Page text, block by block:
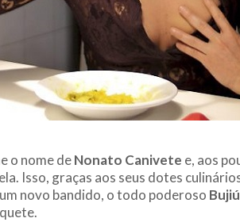
o nome deNonato Canivete e, aos
Isso, graças aos seus dotes
novo bandido, o todo poderoso Bujiú